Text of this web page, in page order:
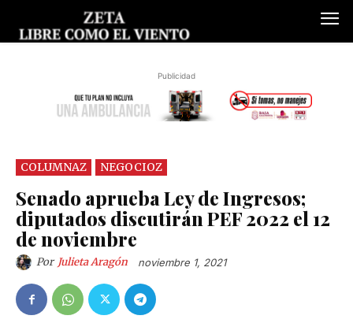
Publicidad
COLUMNAZ NEGOCIOZ
Senado aprueba Ley de Ingresos;
diputados discutirán PEF 2022 el 12
de noviembre
Por Julieta Aragón noviembre 1, 2021